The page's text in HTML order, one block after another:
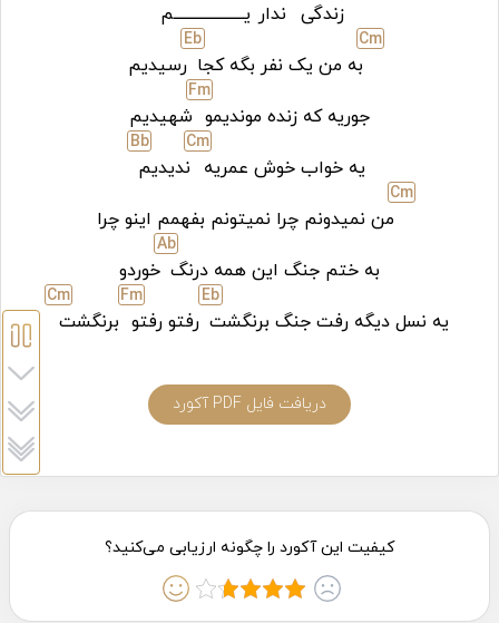
زندگی ندار یـــــــــــــــــــــم
Cm
به من یک نفر بگه کجا
Eb
رسیدیم
جوریه که زنده موندیمو
Fm
شهیدیم
یه خواب خوش عمریه
Cm
ندیدیم
Bb
Cm
من نمیدونم چرا نمیتونم بفهمم اینو چرا
به ختم جنگ این همه درنگ
Ab
خوردو
یه نسل دیگه رفت جنگ برنگشت
Eb
رفتو رفتو
Fm
برنگشت
Cm
دریافت فایل PDF آکورد